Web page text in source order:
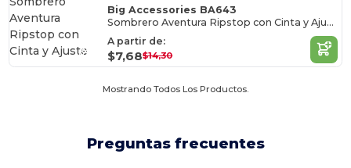
Big Accessories BA643
Sombrero Aventura Ripstop con Cinta y Ajuste
A partir de:
$7,68$14,30
Mostrando Todos Los Productos.
Preguntas frecuentes